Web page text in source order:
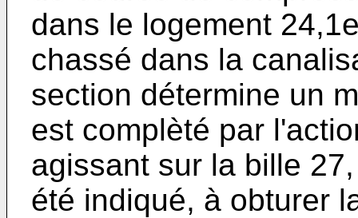
dans le logement
chassé dans la
section détermine un
est complèté par
agissant sur la bille
été indiqué, à obturer